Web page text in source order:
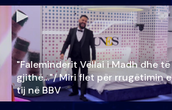
"Faleminderit Vëllai i Madh dhe të
gjithë…"/ Miri flet për rrugëtimin e
tij në BBV